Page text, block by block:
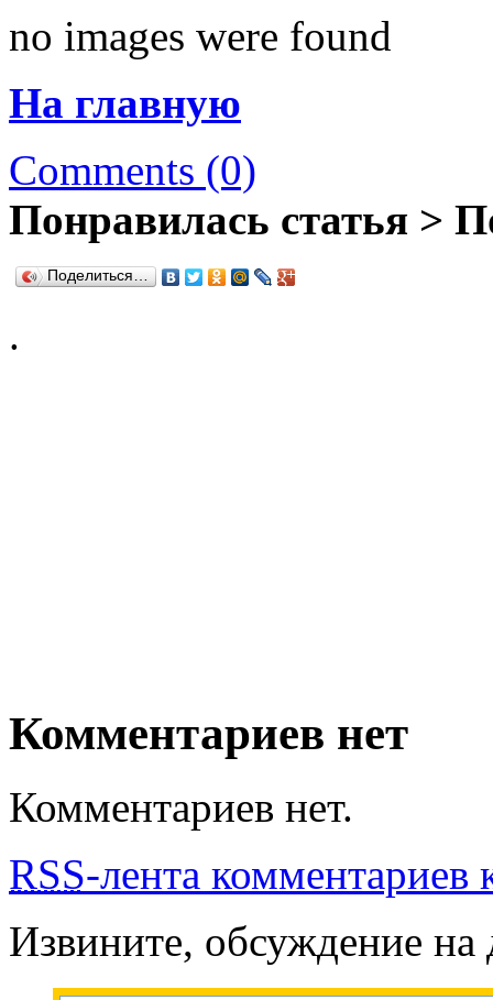
no images were found
На главную
Comments (0)
Понравилась статья >
Поделиться…
.
Комментариев нет
Комментариев нет.
RSS-лента комментариев
Извините, обсуждение